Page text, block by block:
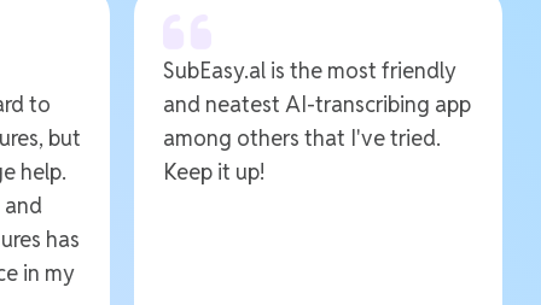
to
but
help.
has
in my
SubEasy.al is the most friendly
and neatest AI-transcribing app
among others that I've tried.
Keep it up!